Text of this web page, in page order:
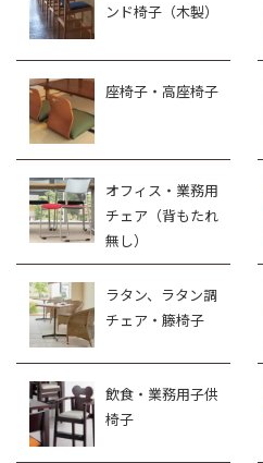
ンド椅子（木製）
座椅子・高座椅子
オフィス・業務用
チェア（背もたれ
無し）
ラタン、ラタン調
チェア・籐椅子
飲食・業務用子供
椅子